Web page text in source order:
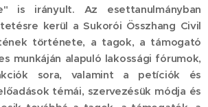
is irányult. Az esettanulmányban
kerül a Sukorói Összhang Civil
története, a tagok, a támogató
munkáján alapuló lakossági fórumok,
sora, valamint a petíciók és
témái, szervezésük módja és